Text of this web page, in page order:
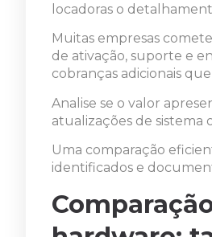
locadoras o
Muitas empresas
de ativação, suporte e
cobranças adicionais
Analise se o valor
atualizações de sistema
Uma comparação
identificados e